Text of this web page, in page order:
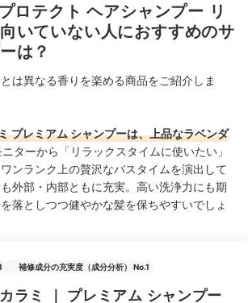
ロテクト ヘアシャンプー リ
いていない人におすすめのサ
は？
は異なる香りを楽める商品をご紹介しま
プレミアム シャンプーは、上品なラベンダ
ニターから「リラックスタイムに使いたい」
ンランク上の贅沢なバスタイムを演出して
外部・内部ともに充実。高い洗浄力にも期
落としつつ健やかな髪を保ちやすいでしょ
補修成分の充実度（成分分析） No.1
ラミ プレミアム シャンプー